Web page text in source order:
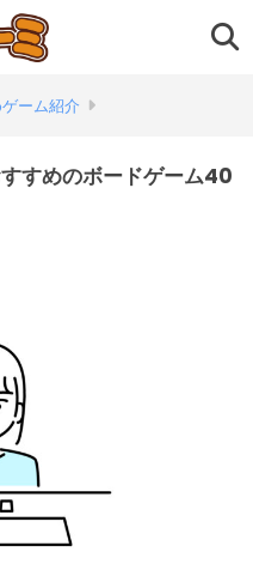
ーム紹介
すめのボードゲーム40